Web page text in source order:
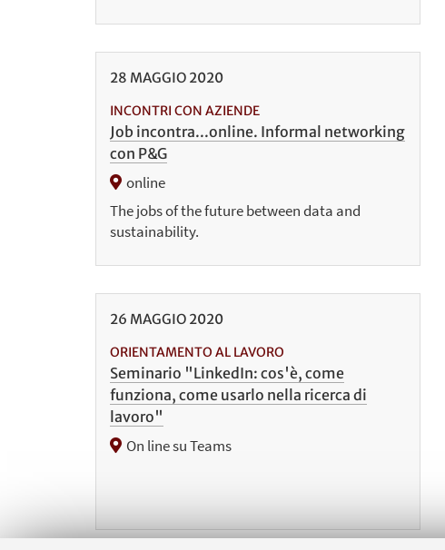
28 MAGGIO 2020
INCONTRI CON AZIENDE
Job incontra...online. Informal networking
con P&G
online
The jobs of the future between data and
sustainability.
26 MAGGIO 2020
ORIENTAMENTO AL LAVORO
Seminario "LinkedIn: cos'è, come
funziona, come usarlo nella ricerca di
lavoro"
On line su Teams